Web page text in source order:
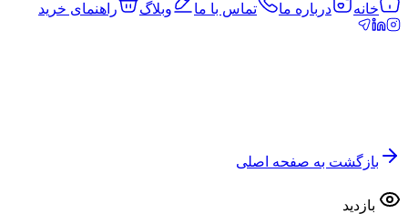
خانه درباره ما تماس با ما وبلاگ راهنمای خرید
بازگشت به صفحه اصلی
بازدید